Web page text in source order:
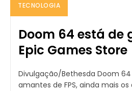
TECNOLOGIA
Doom 64 está de
Epic Games Store
Divulgação/Bethesda Doom 64 está grátis Para os
amantes de FPS, ainda mais